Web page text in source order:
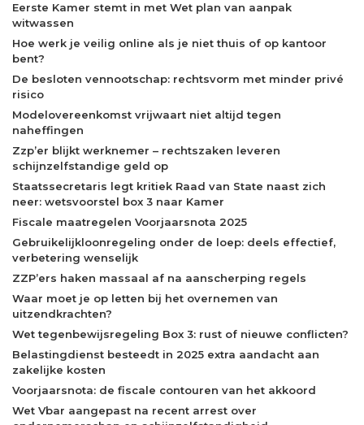
Eerste Kamer stemt in met Wet plan van aanpak
witwassen
Hoe werk je veilig online als je niet thuis of op kantoor
bent?
De besloten vennootschap: rechtsvorm met minder privé
risico
Modelovereenkomst vrijwaart niet altijd tegen
naheffingen
Zzp’er blijkt werknemer – rechtszaken leveren
schijnzelfstandige geld op
Staatssecretaris legt kritiek Raad van State naast zich
neer: wetsvoorstel box 3 naar Kamer
Fiscale maatregelen Voorjaarsnota 2025
Gebruikelijkloonregeling onder de loep: deels effectief,
verbetering wenselijk
ZZP’ers haken massaal af na aanscherping regels
Waar moet je op letten bij het overnemen van
uitzendkrachten?
Wet tegenbewijsregeling Box 3: rust of nieuwe conflicten?
Belastingdienst besteedt in 2025 extra aandacht aan
zakelijke kosten
Voorjaarsnota: de fiscale contouren van het akkoord
Wet Vbar aangepast na recent arrest over